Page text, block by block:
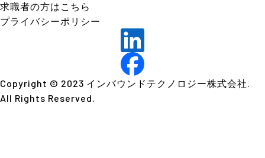
求職者の方はこちら
プライバシーポリシー
Copyright © 2023 インバウンドテクノロジー株式会社.
All Rights Reserved.